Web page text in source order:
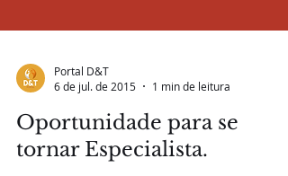
Portal D&T
6 de jul. de 2015
1 min de leitura
Oportunidade para se